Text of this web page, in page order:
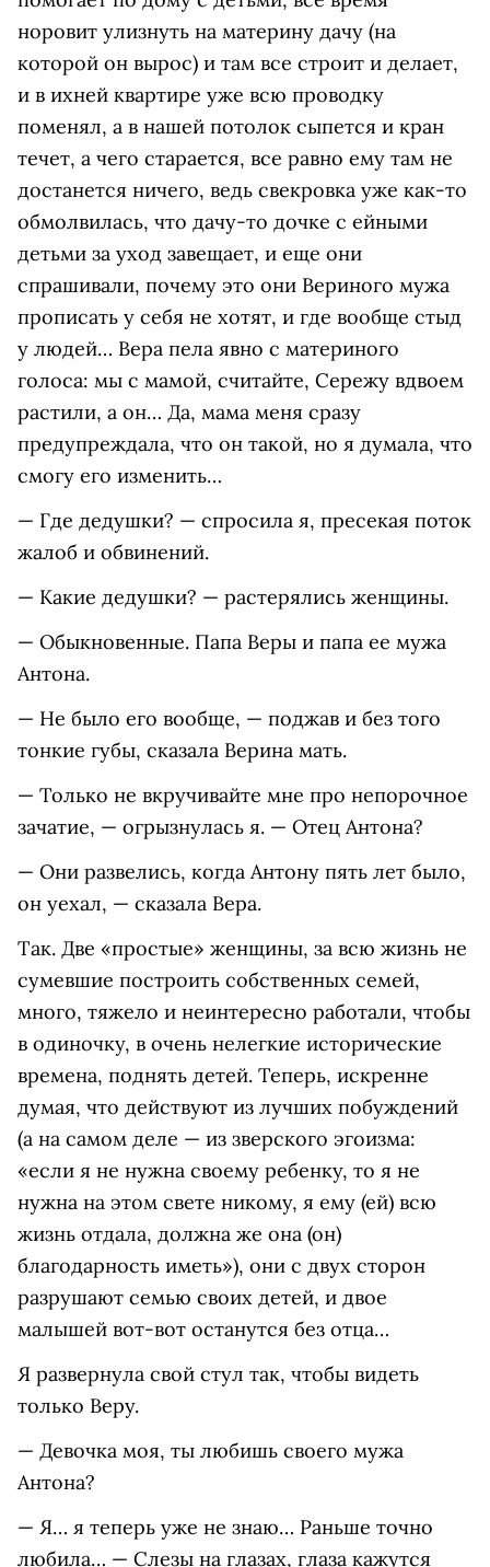
норовит улизнуть на материну дачу (на
которой он вырос) и там все строит и делает,
и в ихней квартире уже всю проводку
поменял, а в нашей потолок сыпется и кран
течет, а чего старается, все равно ему там не
достанется ничего, ведь свекровка уже как-то
обмолвилась, что дачу-то дочке с ейными
детьми за уход завещает, и еще они
спрашивали, почему это они Вериного мужа
прописать у себя не хотят, и где вообще стыд
у людей… Вера пела явно с материного
голоса: мы с мамой, считайте, Сережу вдвоем
растили, а он… Да, мама меня сразу
предупреждала, что он такой, но я думала, что
смогу его изменить…
— Где дедушки? — спросила я, пресекая поток
жалоб и обвинений.
— Какие дедушки? — растерялись женщины.
— Обыкновенные. Папа Веры и папа ее мужа
Антона.
— Не было его вообще, — поджав и без того
тонкие губы, сказала Верина мать.
— Только не вкручивайте мне про непорочное
зачатие, — огрызнулась я. — Отец Антона?
— Они развелись, когда Антону пять лет было,
он уехал, — сказала Вера.
Так. Две «простые» женщины, за всю жизнь не
сумевшие построить собственных семей,
много, тяжело и неинтересно работали, чтобы
в одиночку, в очень нелегкие исторические
времена, поднять детей. Теперь, искренне
думая, что действуют из лучших побуждений
(а на самом деле — из зверского эгоизма:
«если я не нужна своему ребенку, то я не
нужна на этом свете никому, я ему (ей) всю
жизнь отдала, должна же она (он)
благодарность иметь»), они с двух сторон
разрушают семью своих детей, и двое
малышей вот-вот останутся без отца…
Я развернула свой стул так, чтобы видеть
только Веру.
— Девочка моя, ты любишь своего мужа
Антона?
— Я… я теперь уже не знаю… Раньше точно
любила… — Слезы на глазах, глаза кажутся